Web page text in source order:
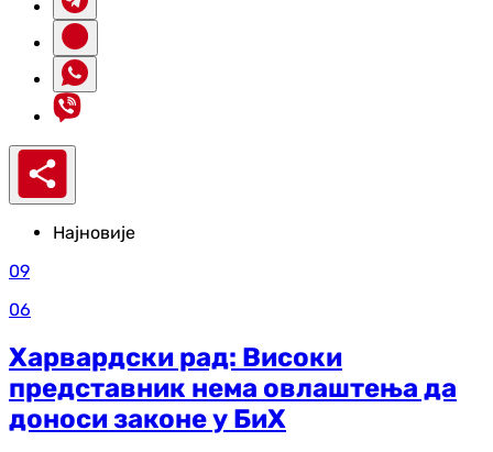
Најновије
09
06
Харвардски рад: Високи
представник нема овлаштења да
доноси законе у БиХ